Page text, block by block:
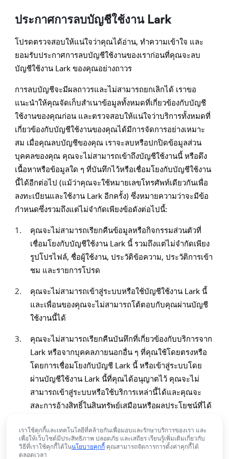
ประกาศการลบบัญชีใช้งาน Lark
โปรดตรวจสอบให้แน่ใจว่าคุณได้อ่าน, ทำความเข้าใจ และ
ยอมรับประกาศการลบบัญชีใช้งานของเราก่อนที่คุณจะลบ
บัญชีใช้งาน Lark ของคุณอย่างถาวร
การลบบัญชีจะมีผลถาวรและไม่สามารถยกเลิกได้ เราขอ
แนะนำให้คุณจัดเก็บสำเนาข้อมูลทั้งหมดที่เกี่ยวข้องกับบัญชี
ใช้งานของคุณก่อน และตรวจสอบให้แน่ใจว่าบริการทั้งหมดที่
เกี่ยวข้องกับบัญชีใช้งานของคุณได้มีการจัดการอย่างเหมาะ
สม เมื่อคุณลบบัญชีของคุณ เราจะลบหรือปกปิดข้อมูลส่วน
บุคคลของคุณ คุณจะไม่สามารถเข้าถึงบัญชีใช้งานนี้ หรือดึง
เนื้อหาหรือข้อมูลใด ๆ ที่บันทึกไว้หรือเชื่อมโยงกับบัญชีใช้งาน
นี้ได้อีกต่อไป (แม้ว่าคุณจะใช้หมายเลขโทรศัพท์เดียวกันเพื่อ
ลงทะเบียนและใช้งาน Lark อีกครั้ง) ซึ่งหมายความว่าจะมีข้อ
กำหนดซึ่งรวมถึงแต่ไม่จำกัดเพียงข้อดังต่อไปนี้:
1.
คุณจะไม่สามารถเรียกคืนข้อมูลหรือกิจกรรมส่วนตัวที่
เชื่อมโยงกับบัญชีใช้งาน Lark นี้ รวมถึงแต่ไม่จำกัดเพียง
รูปโปรไฟล์, ชื่อผู้ใช้งาน, ประวัติข้อความ, ประวัติการเข้า
ชม และรายการโปรด
2.
คุณจะไม่สามารถเข้าสู่ระบบหรือใช้บัญชีใช้งาน Lark นี้
และเพื่อนของคุณจะไม่สามารถโต้ตอบกับคุณผ่านบัญชี
ใช้งานนี้ได้
3.
คุณจะไม่สามารถเรียกคืนบันทึกที่เกี่ยวข้องกับบริการจาก
Lark หรือจากบุคคลภายนอกอื่น ๆ ที่คุณใช้โดยตรงหรือ
โดยการเชื่อมโยงกับบัญชี Lark นี้ หรือเข้าสู่ระบบโดย
ผ่านบัญชีใช้งาน Lark นี้ที่คุณได้อนุญาตไว้ คุณจะไม่
สามารถเข้าสู่ระบบหรือใช้บริการเหล่านี้ได้และคุณจะ
สละการอ้างสิทธิ์ในสินทรัพย์เสมือนหรือผลประโยชน์ที่ได้
ยอมรับว่า Lark จะไม่สามารถช่วยเหลือคุณในการกู้คืน
บริการเหล่านี้
เราใช้คุกกี้และเทคโนโลยีที่คล้ายกันเพื่อมอบและรักษาบริการของเรา และ
เพื่อให้เว็บไซต์มีประสิทธิภาพ ปลอดภัย และเสถียร เรียนรู้เพิ่มเติมเกี่ยวกับ
วิธีที่เราใช้คุกกี้ได้ในนโยบายคุกกี้ คุณสามารถจัดการการตั้งค่าคุกกี้ได้
ตลอดเวลา